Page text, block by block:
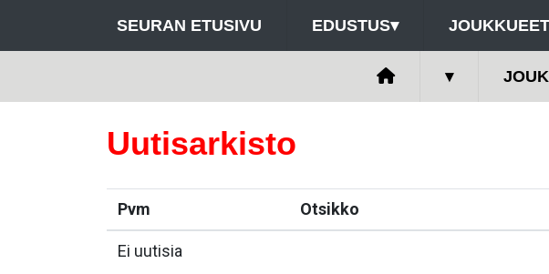
SEURAN ETUSIVU EDUSTUS▾ JOUKKUEET
▾
Uutisarkisto
Pvm Otsikko
Ei uutisia